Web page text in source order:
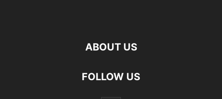
ABOUT US
FOLLOW US